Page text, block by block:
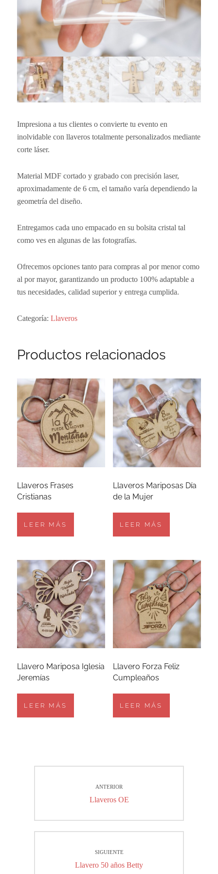
Impresiona a tus clientes o convierte tu evento en
inolvidable con llaveros totalmente personalizados mediante
corte láser.
Material MDF cortado y grabado con precisión laser,
aproximadamente de 6 cm, el tamaño varía dependiendo la
geometría del diseño.
Entregamos cada uno empacado en su bolsita cristal tal
como ves en algunas de las fotografías.
Ofrecemos opciones tanto para compras al por menor como
al por mayor, garantizando un producto 100% adaptable a
tus necesidades, calidad superior y entrega cumplida.
Categoría: Llaveros
Productos relacionados
Llaveros Frases
Cristianas
LEER MÁS
Llaveros Mariposas Día
de la Mujer
LEER MÁS
Llavero Mariposa Iglesia
Jeremías
LEER MÁS
Llavero Forza Feliz
Cumpleaños
LEER MÁS
ANTERIOR
Entrada
Llaveros OE
SIGUIENTE
Entrada
Llavero 50 años Betty